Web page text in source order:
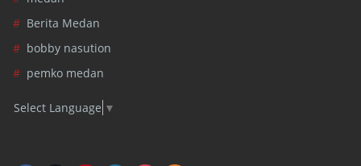
Berita Medan
bobby nasution
pemko medan
Select Language ▼